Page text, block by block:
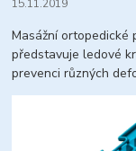
15.11.2019
Masážní ortopedické
představuje ledové
prevenci různých